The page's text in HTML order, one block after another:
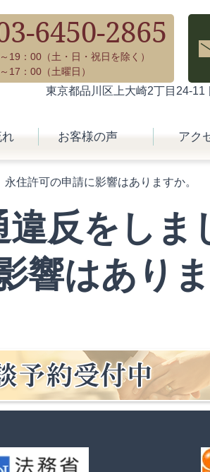
6450-2865
19：00（土・日・祝日を除く）
17：00（土曜日）
東京都品川区上大崎2丁目24-
お客様の声 アク
住許可の申請に影響はありますか。
違反をしま
響はありま